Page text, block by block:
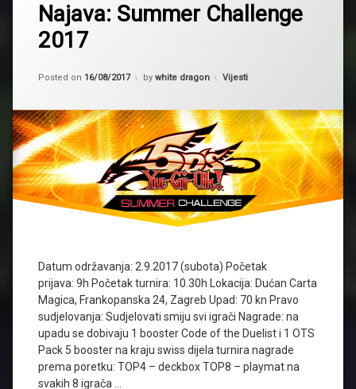
Najava: Summer Challenge
2017
Posted on 16/08/2017
Updated on 15/08/2017
by white dragon Kategorije:
Vijesti
Datum održavanja: 2.9.2017 (subota) Početak
prijava: 9h Početak turnira: 10.30h Lokacija: Dućan Carta
Magica, Frankopanska 24, Zagreb Upad: 70 kn Pravo
sudjelovanja: Sudjelovati smiju svi igrači Nagrade: na
upadu se dobivaju 1 booster Code of the Duelist i 1 OTS
Pack 5 booster na kraju swiss dijela turnira nagrade
prema poretku: TOP4 – deckbox TOP8 – playmat na
svakih 8 igrača …
2017
Summer